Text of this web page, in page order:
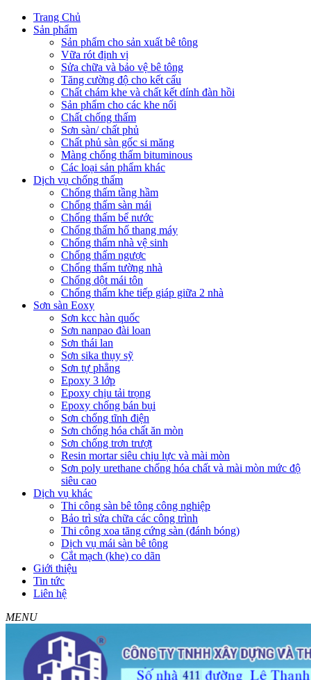
Trang Chủ
Sản phẩm
Sản phẩm cho sản xuất bê tông
Vữa rót định vị
Sửa chữa và bảo vệ bê tông
Tăng cường độ cho kết cấu
Chất chám khe và chất kết dính đàn hồi
Sản phẩm cho các khe nối
Chất chống thấm
Sơn sàn/ chất phủ
Chất phủ sàn gốc si măng
Màng chống thấm bituminous
Các loại sản phẩm khác
Dịch vụ chống thấm
Chống thấm tầng hầm
Chống thấm sàn mái
Chống thấm bể nước
Chống thấm hố thang máy
Chống thấm nhà vệ sinh
Chống thấm ngược
Chống thấm tường nhà
Chống dột mái tôn
Chống thấm khe tiếp giáp giữa 2 nhà
Sơn sàn Eoxy
Sơn kcc hàn quốc
Sơn nanpao đài loan
Sơn thái lan
Sơn sika thụy sỹ
Sơn tự phẳng
Epoxy 3 lớp
Epoxy chịu tải trọng
Epoxy chống bán bụi
Sơn chống tĩnh điện
Sơn chống hóa chất ăn mòn
Sơn chống trơn trượt
Resin mortar siêu chịu lực và mài mòn
Sơn poly urethane chống hóa chất và mài mòn mức độ
siêu cao
Dịch vụ khác
Thi công sàn bê tông công nghiệp
Bảo trì sửa chữa các công trình
Thi công xoa tăng cứng sàn (đánh bóng)
Dịch vụ mái sàn bê tông
Cắt mạch (khe) co dãn
Giới thiệu
Tin tức
Liên hệ
MENU